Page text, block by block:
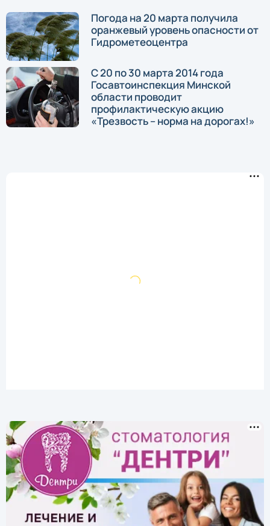
Погода на 20 марта получила
оранжевый уровень опасности от
Гидрометеоцентра
С 20 по 30 марта 2014 года
Госавтоинспекция Минской
области проводит
профилактическую акцию
«Трезвость – норма на дорогах!»